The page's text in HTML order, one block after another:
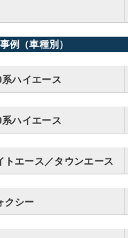
例（車種別）
系ハイエース
系ハイエース
トエース／タウンエース
クシー